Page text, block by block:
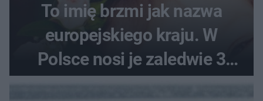
To imię brzmi jak nazwa
europejskiego kraju. W
Polsce nosi je zaledwie 3